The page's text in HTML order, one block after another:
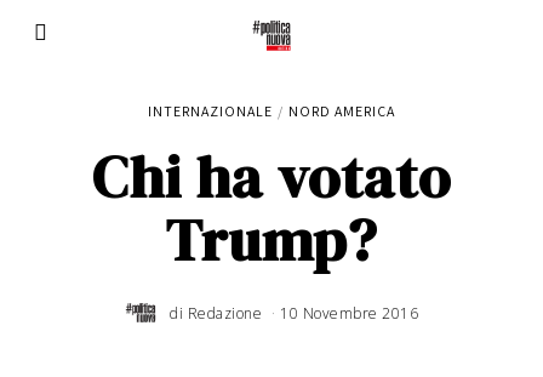
INTERNAZIONALE / NORD AMERICA
Chi ha votato
Trump?
di Redazione 10 Novembre 2016